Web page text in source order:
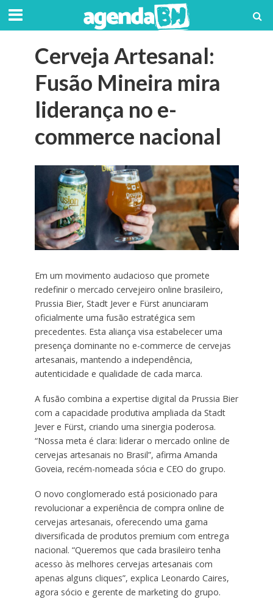
Cerveja Artesanal:
Fusão Mineira mira
liderança no e-
commerce nacional
Em um movimento audacioso que promete
redefinir o mercado cervejeiro online brasileiro,
Prussia Bier, Stadt Jever e Fürst anunciaram
oficialmente uma fusão estratégica sem
precedentes. Esta aliança visa estabelecer uma
presença dominante no e-commerce de cervejas
artesanais, mantendo a independência,
autenticidade e qualidade de cada marca.
A fusão combina a expertise digital da Prussia Bier
com a capacidade produtiva ampliada da Stadt
Jever e Fürst, criando uma sinergia poderosa.
“Nossa meta é clara: liderar o mercado online de
cervejas artesanais no Brasil”, afirma Amanda
Goveia, recém-nomeada sócia e CEO do grupo.
O novo conglomerado está posicionado para
revolucionar a experiência de compra online de
cervejas artesanais, oferecendo uma gama
diversificada de produtos premium com entrega
nacional. “Queremos que cada brasileiro tenha
acesso às melhores cervejas artesanais com
apenas alguns cliques”, explica Leonardo Caires,
agora sócio e gerente de marketing do grupo.